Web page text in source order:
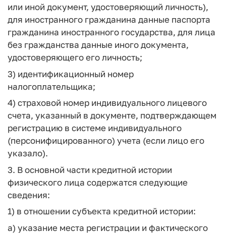
или иной документ, удостоверяющий личность),
для иностранного гражданина данные паспорта
гражданина иностранного государства, для лица
без гражданства данные иного документа,
удостоверяющего его личность;
3) идентификационный номер
налогоплательщика;
4) страховой номер индивидуального лицевого
счета, указанный в документе, подтверждающем
регистрацию в системе индивидуального
(персонифицированного) учета (если лицо его
указало).
3. В основной части кредитной истории
физического лица содержатся следующие
сведения:
1) в отношении субъекта кредитной истории:
а) указание места регистрации и фактического